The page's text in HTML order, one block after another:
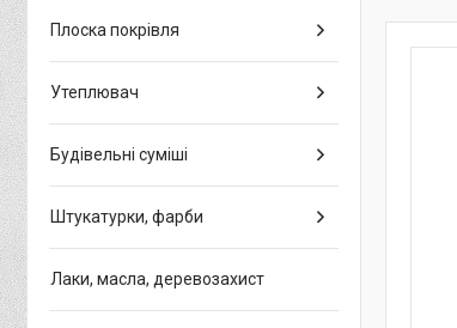
Плоска покрівля
Утеплювач
Будівельні суміші
Штукатурки, фарби
Лаки, масла, деревозахист